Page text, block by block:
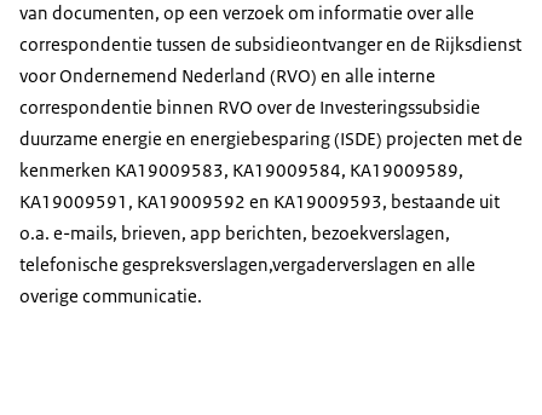
van documenten, op een verzoek om informatie over alle
correspondentie tussen de subsidieontvanger en de Rijksdienst
voor Ondernemend Nederland (RVO) en alle interne
correspondentie binnen RVO over de Investeringssubsidie
duurzame energie en energiebesparing (ISDE) projecten met de
kenmerken KA19009583, KA19009584, KA19009589,
KA19009591, KA19009592 en KA19009593, bestaande uit
o.a. e-mails, brieven, app berichten, bezoekverslagen,
telefonische gespreksverslagen,vergaderverslagen en alle
overige communicatie.